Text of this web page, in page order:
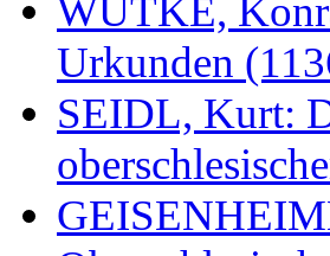
WUTKE,
Urkunden
SEIDL, Kurt: